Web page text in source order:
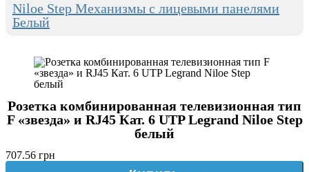
Niloe Step Механизмы с лицевыми панелями
Белый
Розетка комбинированная телевизионная тип
F «звезда» и RJ45 Кат. 6 UTP Legrand Niloe Step
белый
707.56 грн